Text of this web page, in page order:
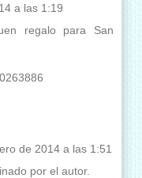
a las 1:19
regalo para San
de 2014 a las 1:51
por el autor.